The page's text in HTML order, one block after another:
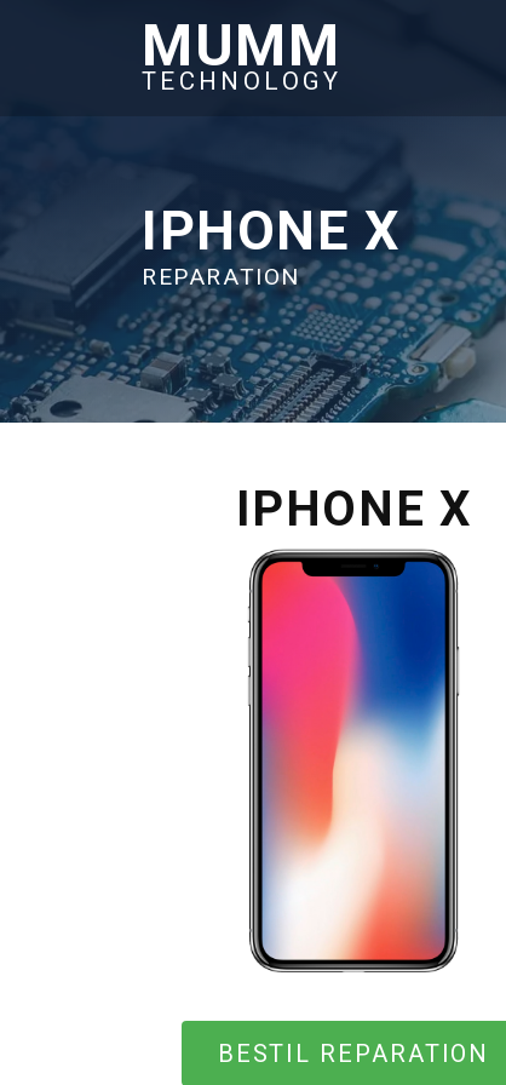
MUMM
TECHNOLOGY
IPHONE X
REPARATION
IPHONE X
BESTIL REPARATION